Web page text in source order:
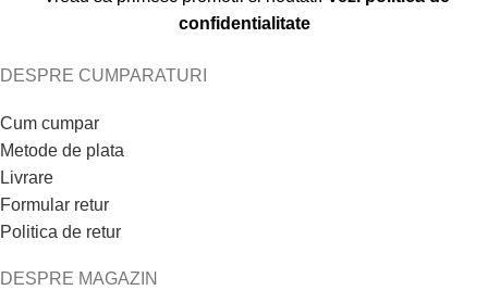
confidentialitate
DESPRE CUMPARATURI
Cum cumpar
Metode de plata
Livrare
Formular retur
Politica de retur
DESPRE MAGAZIN